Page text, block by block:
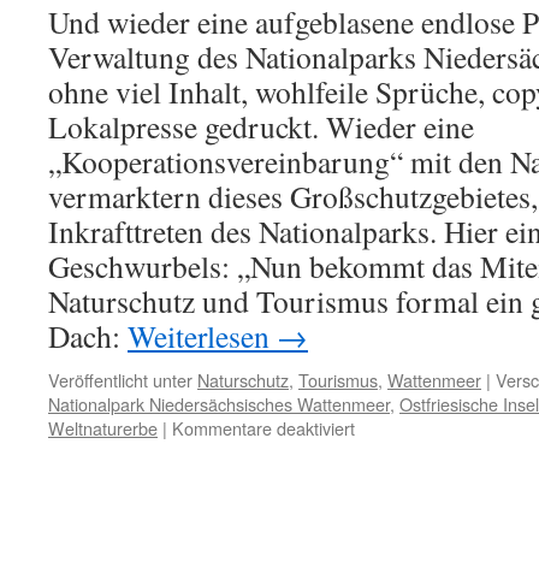
Und wieder eine aufgeblasene endlose
Verwaltung des Nationalparks
ohne viel Inhalt, wohlfeile Sprüche,
Lokalpresse gedruckt. Wieder eine
„Kooperationsvereinbarung“ mit den
vermarktern dieses
Inkrafttreten des Nationalparks. Hier
Geschwurbels: „Nun bekommt das
Naturschutz und Tourismus formal ein
Dach: Weiterlesen →
Veröffentlicht unter Naturschutz, Tourismus, Wattenmeer |
Nationalpark Niedersächsisches Wattenmeer, Ostfriesische
Weltnaturerbe | Kommentare deaktiviertfür